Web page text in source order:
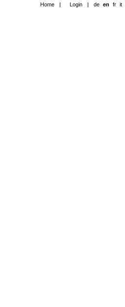
Home | Login | de en fr it